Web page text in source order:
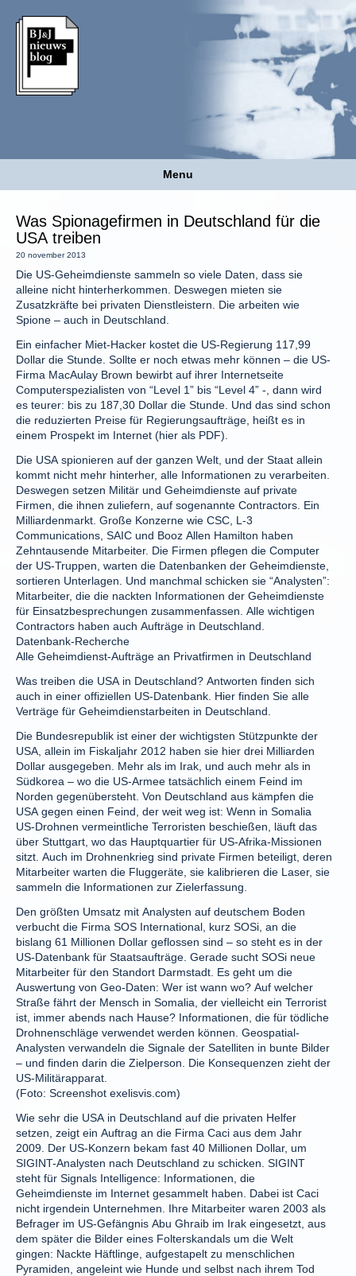
Menu
Was Spionagefirmen in Deutschland für die
USA treiben
20 november 2013
Die US-Geheimdienste sammeln so viele Daten, dass sie
alleine nicht hinterherkommen. Deswegen mieten sie
Zusatzkräfte bei privaten Dienstleistern. Die arbeiten wie
Spione – auch in Deutschland.
Ein einfacher Miet-Hacker kostet die US-Regierung 117,99
Dollar die Stunde. Sollte er noch etwas mehr können – die US-
Firma MacAulay Brown bewirbt auf ihrer Internetseite
Computerspezialisten von “Level 1” bis “Level 4” -, dann wird
es teurer: bis zu 187,30 Dollar die Stunde. Und das sind schon
die reduzierten Preise für Regierungsaufträge, heißt es in
einem Prospekt im Internet (hier als PDF).
Die USA spionieren auf der ganzen Welt, und der Staat allein
kommt nicht mehr hinterher, alle Informationen zu verarbeiten.
Deswegen setzen Militär und Geheimdienste auf private
Firmen, die ihnen zuliefern, auf sogenannte Contractors. Ein
Milliardenmarkt. Große Konzerne wie CSC, L-3
Communications, SAIC und Booz Allen Hamilton haben
Zehntausende Mitarbeiter. Die Firmen pflegen die Computer
der US-Truppen, warten die Datenbanken der Geheimdienste,
sortieren Unterlagen. Und manchmal schicken sie “Analysten”:
Mitarbeiter, die die nackten Informationen der Geheimdienste
für Einsatzbesprechungen zusammenfassen. Alle wichtigen
Contractors haben auch Aufträge in Deutschland.
Datenbank-Recherche
Alle Geheimdienst-Aufträge an Privatfirmen in Deutschland
Was treiben die USA in Deutschland? Antworten finden sich
auch in einer offiziellen US-Datenbank. Hier finden Sie alle
Verträge für Geheimdienstarbeiten in Deutschland.
Die Bundesrepublik ist einer der wichtigsten Stützpunkte der
USA, allein im Fiskaljahr 2012 haben sie hier drei Milliarden
Dollar ausgegeben. Mehr als im Irak, und auch mehr als in
Südkorea – wo die US-Armee tatsächlich einem Feind im
Norden gegenübersteht. Von Deutschland aus kämpfen die
USA gegen einen Feind, der weit weg ist: Wenn in Somalia
US-Drohnen vermeintliche Terroristen beschießen, läuft das
über Stuttgart, wo das Hauptquartier für US-Afrika-Missionen
sitzt. Auch im Drohnenkrieg sind private Firmen beteiligt, deren
Mitarbeiter warten die Fluggeräte, sie kalibrieren die Laser, sie
sammeln die Informationen zur Zielerfassung.
Den größten Umsatz mit Analysten auf deutschem Boden
verbucht die Firma SOS International, kurz SOSi, an die
bislang 61 Millionen Dollar geflossen sind – so steht es in der
US-Datenbank für Staatsaufträge. Gerade sucht SOSi neue
Mitarbeiter für den Standort Darmstadt. Es geht um die
Auswertung von Geo-Daten: Wer ist wann wo? Auf welcher
Straße fährt der Mensch in Somalia, der vielleicht ein Terrorist
ist, immer abends nach Hause? Informationen, die für tödliche
Drohnenschläge verwendet werden können. Geospatial-
Analysten verwandeln die Signale der Satelliten in bunte Bilder
– und finden darin die Zielperson. Die Konsequenzen zieht der
US-Militärapparat.
(Foto: Screenshot exelisvis.com)
Wie sehr die USA in Deutschland auf die privaten Helfer
setzen, zeigt ein Auftrag an die Firma Caci aus dem Jahr
2009. Der US-Konzern bekam fast 40 Millionen Dollar, um
SIGINT-Analysten nach Deutschland zu schicken. SIGINT
steht für Signals Intelligence: Informationen, die
Geheimdienste im Internet gesammelt haben. Dabei ist Caci
nicht irgendein Unternehmen. Ihre Mitarbeiter waren 2003 als
Befrager im US-Gefängnis Abu Ghraib im Irak eingesetzt, aus
dem später die Bilder eines Folterskandals um die Welt
gingen: Nackte Häftlinge, aufgestapelt zu menschlichen
Pyramiden, angeleint wie Hunde und selbst nach ihrem Tod